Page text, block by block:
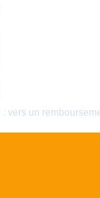
vers un